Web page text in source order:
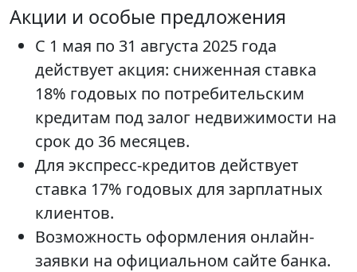
Акции и особые предложения
С 1 мая по 31 августа 2025 года
действует акция: сниженная ставка
18% годовых по потребительским
кредитам под залог недвижимости на
срок до 36 месяцев.
Для экспресс-кредитов действует
ставка 17% годовых для зарплатных
клиентов.
Возможность оформления онлайн-
заявки на официальном сайте банка.